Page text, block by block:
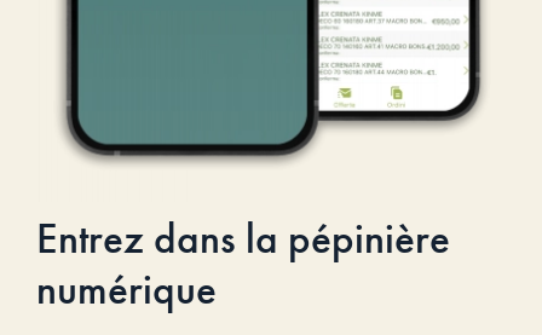
Entrez dans la pépinière
numérique